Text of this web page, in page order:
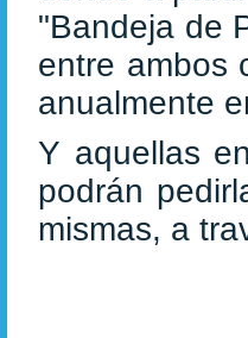
"Bandeja de
entre ambos
anualmente
Y aquellas
podrán
mismas, a